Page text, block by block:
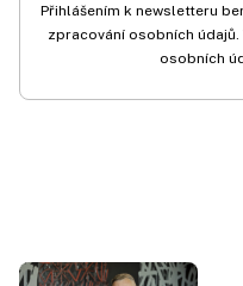
Přihlášením k newsletteru
zpracování osobních
osobních